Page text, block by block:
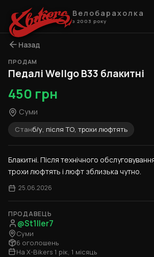
Велобарахолка
з 2003 року
Назад
ПРОДАМ
Педалі Wellgo B33 блакитні
450 грн
Суми
Станб/у, після ТО, трохи люфтять
Блакитні. Після технічного
трохи люфтять і люфт зблизька чутно.
25.06.2026
ПРОДАВЕЦЬ
@St1ller7
Суми
6 оголошень
На X-Bikers 1 рік, 1 місяць